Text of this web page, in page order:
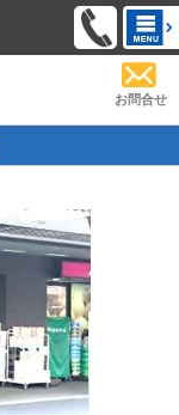
お問合せ